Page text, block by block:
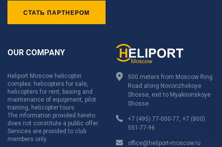
СТАТЬ ПАРТНЕРОМ
OUR COMPANY
Heliport Moscow helicopter
complex: helicopters for sale,
helicopters for rent, basing and
maintenance of equipment, pilot
training, helicopter tours.
The information provided hereto
does not constitute a public offer.
Services are provided to club
members only.
500 meters from Moscow Ring
Road along Novorizhskoye
Shosse, exit to Myakininskoye
Shosse.
+7 (495) 77-000-77, +7 (800)
551-77-96
office@heliport-moscow.ru